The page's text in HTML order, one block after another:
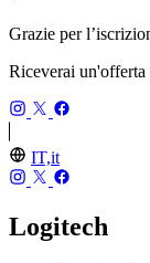
Grazie per
Riceverai un'offerta
IT,it
Logitech